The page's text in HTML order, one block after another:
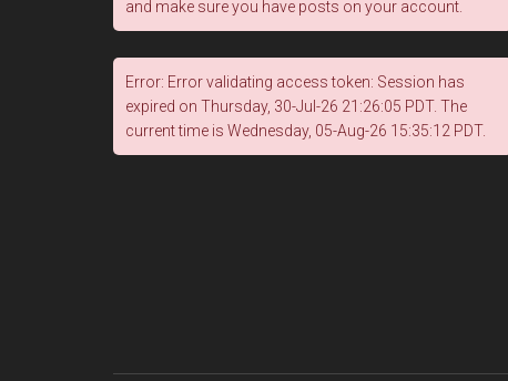
and make sure you have posts on your account.
Error: Error validating access token: Session has
expired on Thursday, 30-Jul-26 21:26:05 PDT. The
current time is Wednesday, 05-Aug-26 15:35:12 PDT.